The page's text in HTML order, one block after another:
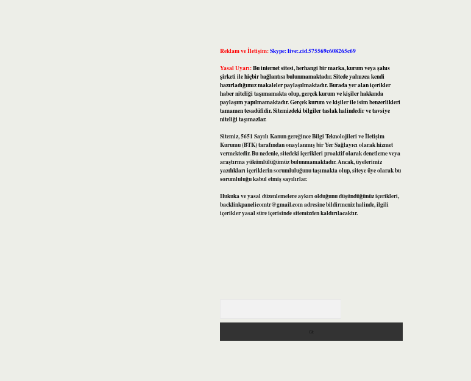
Reklam ve İletişim:Skype: live:.cid.575569c608265c69
Yasal Uyarı:Bu internet sitesi, herhangi bir marka, kurum veya şahıs
şirketi ile hiçbir bağlantısı bulunmamaktadır. Sitede yalnızca kendi
hazırladığımız makaleler paylaşılmaktadır. Burada yer alan içerikler
haber niteliği taşımamakta olup, gerçek kurum ve kişiler hakkında
paylaşım yapılmamaktadır. Gerçek kurum ve kişiler ile isim benzerlikleri
tamamen tesadüfidir. Sitemizdeki bilgiler taslak halindedir ve tavsiye
niteliği taşımazlar.
Sitemiz, 5651 Sayılı Kanun gereğince Bilgi Teknolojileri ve İletişim
Kurumu (BTK) tarafından onaylanmış bir Yer Sağlayıcı olarak hizmet
vermektedir. Bu nedenle, sitedeki içerikleri proaktif olarak denetleme veya
araştırma yükümlülüğümüz bulunmamaktadır. Ancak, üyelerimiz
yazdıkları içeriklerin sorumluluğunu taşımakta olup, siteye üye olarak bu
sorumluluğu kabul etmiş sayılırlar.
Hukuka ve yasal düzenlemelere aykırı olduğunu düşündüğünüz içerikleri,
backlinkpanelicomtr@gmail.comadresine bildirmeniz halinde, ilgili
içerikler yasal süre içerisinde sitemizden kaldırılacaktır.